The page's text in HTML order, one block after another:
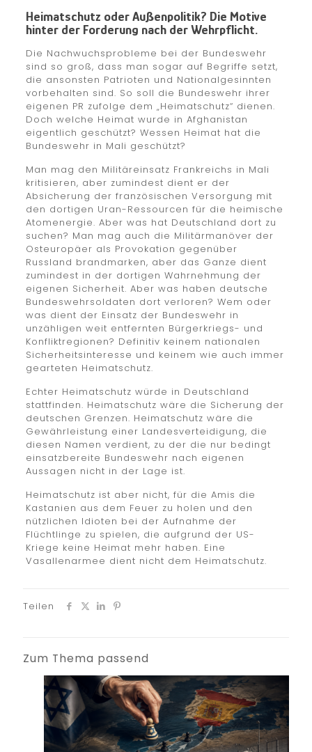
Heimatschutz oder Außenpolitik? Die Motive
hinter der Forderung nach der Wehrpflicht.
Die Nachwuchsprobleme bei der Bundeswehr
sind so groß, dass man sogar auf Begriffe setzt,
die ansonsten Patrioten und Nationalgesinnten
vorbehalten sind. So soll die Bundeswehr ihrer
eigenen PR zufolge dem „Heimatschutz“ dienen.
Doch welche Heimat wurde in Afghanistan
eigentlich geschützt? Wessen Heimat hat die
Bundeswehr in Mali geschützt?
Man mag den Militäreinsatz Frankreichs in Mali
kritisieren, aber zumindest dient er der
Absicherung der französischen Versorgung mit
den dortigen Uran-Ressourcen für die heimische
Atomenergie. Aber was hat Deutschland dort zu
suchen? Man mag auch die Militärmanöver der
Osteuropäer als Provokation gegenüber
Russland brandmarken, aber das Ganze dient
zumindest in der dortigen Wahrnehmung der
eigenen Sicherheit. Aber was haben deutsche
Bundeswehrsoldaten dort verloren? Wem oder
was dient der Einsatz der Bundeswehr in
unzähligen weit entfernten Bürgerkriegs- und
Konfliktregionen? Definitiv keinem nationalen
Sicherheitsinteresse und keinem wie auch immer
gearteten Heimatschutz.
Echter Heimatschutz würde in Deutschland
stattfinden. Heimatschutz wäre die Sicherung der
deutschen Grenzen. Heimatschutz wäre die
Gewährleistung einer Landesverteidigung, die
diesen Namen verdient, zu der die nur bedingt
einsatzbereite Bundeswehr nach eigenen
Aussagen nicht in der Lage ist.
Heimatschutz ist aber nicht, für die Amis die
Kastanien aus dem Feuer zu holen und den
nützlichen Idioten bei der Aufnahme der
Flüchtlinge zu spielen, die aufgrund der US-
Kriege keine Heimat mehr haben. Eine
Vasallenarmee dient nicht dem Heimatschutz.
Teilen
Zum Thema passend